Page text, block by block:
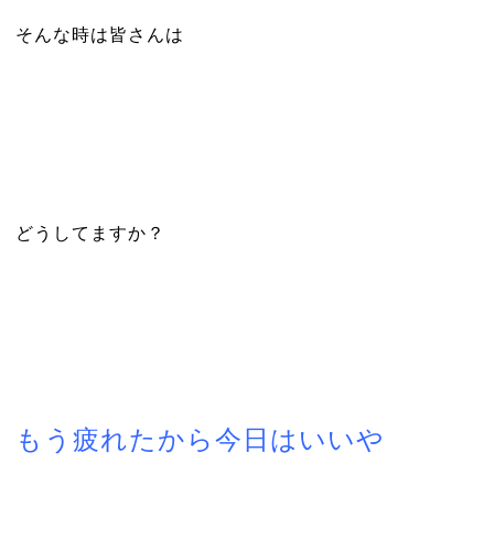
そんな時は皆さんは
どうしてますか？
もう疲れたから今日はいいや